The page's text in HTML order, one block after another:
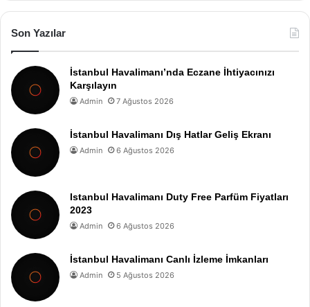
Son Yazılar
İstanbul Havalimanı’nda Eczane İhtiyacınızı
Karşılayın
Admin 7 Ağustos 2026
İstanbul Havalimanı Dış Hatlar Geliş Ekranı
Admin 6 Ağustos 2026
Istanbul Havalimanı Duty Free Parfüm Fiyatları
2023
Admin 6 Ağustos 2026
İstanbul Havalimanı Canlı İzleme İmkanları
Admin 5 Ağustos 2026